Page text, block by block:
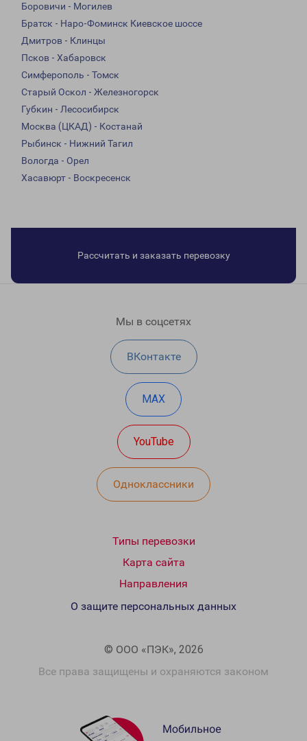
Боровичи - Могилев
Братск - Наро-Фоминск Киевское шоссе
Дмитров - Клинцы
Псков - Хабаровск
Симферополь - Томск
Старый Оскол - Железногорск
Губкин - Лесосибирск
Москва (ЦКАД) - Костанай
Рыбинск - Нижний Тагил
Вологда - Орел
Хасавюрт - Воскресенск
Рассчитать и заказать перевозку
Мы в соцсетях
ВКонтакте
MAX
YouTube
Одноклассники
Типы перевозки
Карта сайта
Направления
© ООО «ПЭК», 2026
Все права защищены и охраняются законом
О защите персональных данных